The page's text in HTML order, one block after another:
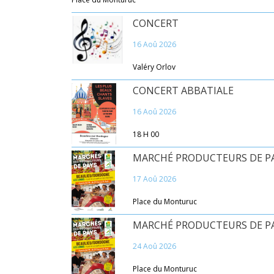
CONCERT
16 Aoû 2026
Valéry Orlov
CONCERT ABBATIALE
16 Aoû 2026
18 H 00
MARCHÉ PRODUCTEURS DE
17 Aoû 2026
Place du Monturuc
MARCHÉ PRODUCTEURS DE
24 Aoû 2026
Place du Monturuc